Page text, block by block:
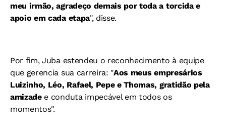
meu irmão, agradeço demais por toda a torcida e
apoio em cada etapa", disse.
Por fim, Juba estendeu o reconhecimento à equipe
que gerencia sua carreira: "Aos meus empresários
Luizinho, Léo, Rafael, Pepe e Thomas, gratidão pela
amizade e conduta impecável em todos os
momentos".